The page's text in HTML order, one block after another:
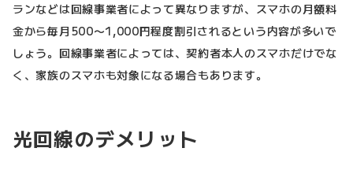
ランなどは回線事業者によって異なりますが、スマホの月額料
金から毎月500〜1,000円程度割引されるという内容が多いで
しょう。回線事業者によっては、契約者本人のスマホだけでな
く、家族のスマホも対象になる場合もあります。
光回線のデメリット